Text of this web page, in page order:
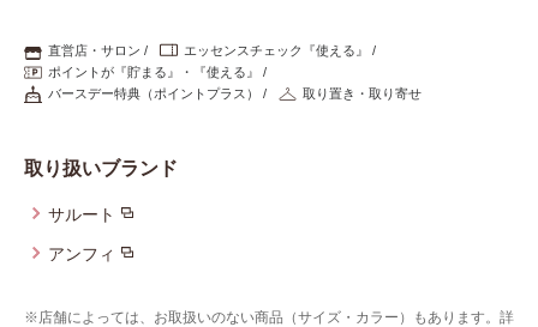
直営店・サロン
エッセンスチェック『使える』
ポイントが『貯まる』・『使える』
バースデー特典（ポイントプラス）
取り置き・取り寄せ
取り扱いブランド
サルート
アンフィ
※店舗によっては、お取扱いのない商品（サイズ・カラー）もあります。詳